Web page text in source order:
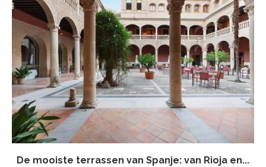
De mooiste terrassen van Spanje: van Rioja en...